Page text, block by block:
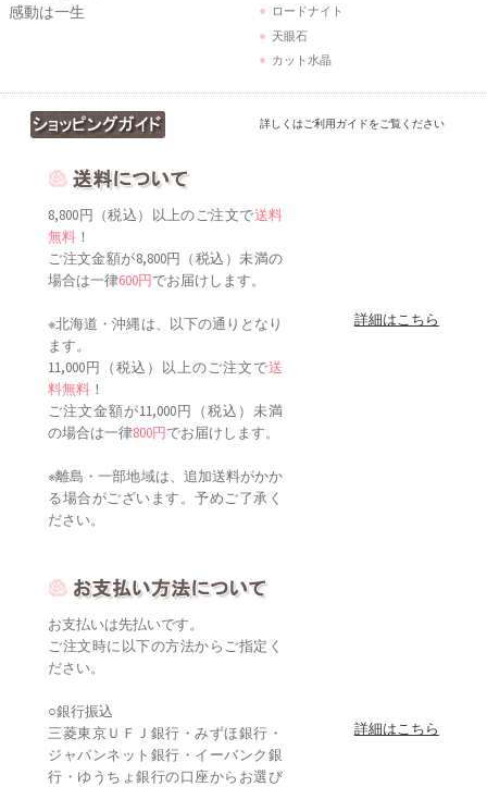
感動は一生
ロードナイト
天眼石
カット水晶
詳しくはご利用ガイドをご覧ください
8,800円（税込）以上のご注文で送料
無料 ！
ご注文金額が8,800円（税込）未満の
場合は一律600円でお届けします。
※北海道・沖縄は、以下の通りとなり
ます。
11,000円（税込）以上のご注文で送
料無料 ！
ご注文金額が11,000円（税込）未満
の場合は一律800円でお届けします。
※離島・一部地域は、追加送料がかか
る場合がございます。予めご了承く
ださい。
詳細はこちら
お支払いは先払いです。
ご注文時に以下の方法からご指定く
ださい。
○銀行振込
三菱東京ＵＦＪ銀行・みずほ銀行・
ジャパンネット銀行・イーバンク銀
行・ゆうちょ銀行の口座からお選び
詳細はこちら